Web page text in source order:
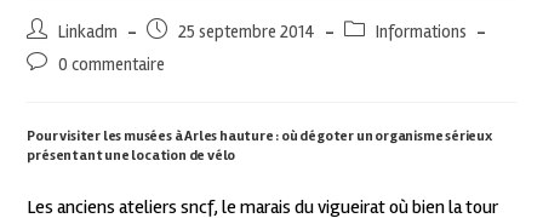
Linkadm 25 septembre 2014
Informations
0 commentaire
Pour visiter les musées à Arles hauture : où dégoter un organisme sérieux
présentant une location de vélo
Les anciens ateliers sncf, le marais du vigueirat où bien la tour